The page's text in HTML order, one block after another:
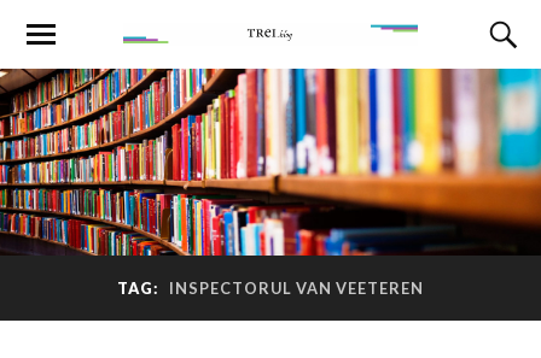
TAG: INSPECTORUL VAN VEETEREN